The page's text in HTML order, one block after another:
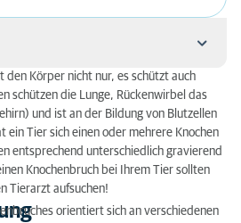
Osteosynthese
den Körper nicht nur, es schützt auch
schützen die Lunge, Rückenwirbel das
und ist an der Bildung von Blutzellen
ein Tier sich einen oder mehrere Knochen
entsprechend unterschiedlich gravierend
Knochenbruch bei Ihrem Tier sollten
Tierarzt aufsuchen!
orientiert sich an verschiedenen